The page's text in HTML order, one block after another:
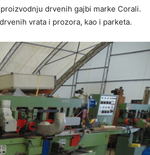
drvenih gajbi marke Corali.
vrata i prozora, kao i parketa.